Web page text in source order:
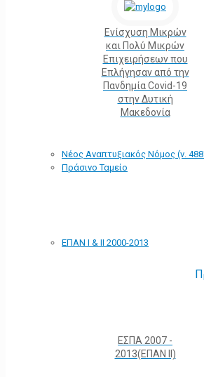
Ενίσχυση Μικρών
και Πολύ Μικρών
Επιχειρήσεων που
Επλήγησαν από την
Πανδημία Covid-19
στην Δυτική
Μακεδονία
Νέος Αναπτυξιακός Νόμος (ν.
Πράσινο Ταμείο
ΕΠΑΝ Ι & ΙΙ 2000-2013
ΕΣΠΑ 2007 -
2013(ΕΠΑΝ ΙΙ)